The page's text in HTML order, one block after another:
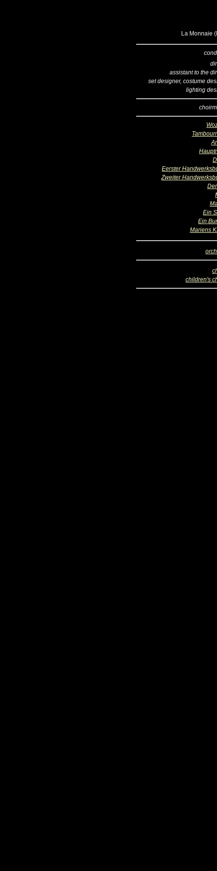
La Monnaie
assistant to the
set designer, costume
lighting
Eerster
Zweiter
Ein
Ein
Mariens
children's